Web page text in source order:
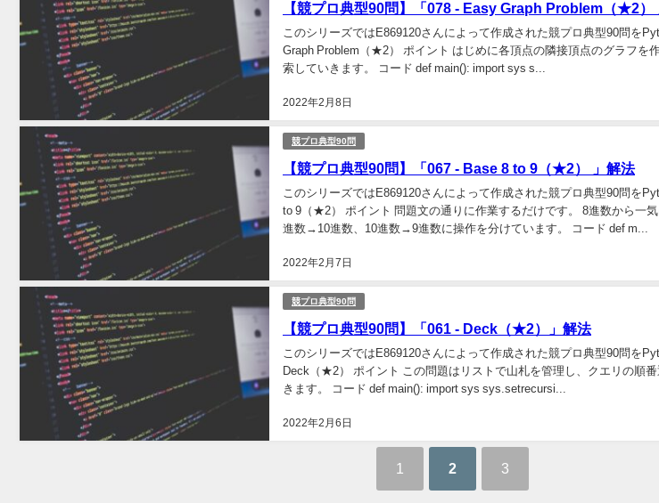
【競プロ典型90問】「078 - Easy Graph Problem（★2）
2022年2月8日
このシリーズではE869120さんによって作成された競プロ典型90問を
Graph Problem（★2） ポイント はじめに各頂点の隣接頂点のグラフを
索していきます。 コード def main(): import sys s...
競プロ典型90問
【競プロ典型90問】「067 - Base 8 to 9（★2） 」解法
2022年2月7日
このシリーズではE869120さんによって作成された競プロ典型90問を
to 9（★2） ポイント 問題文の通りに作業するだけです。 8進数から一
進数→10進数、10進数→9進数に操作を分けています。 コード def m...
競プロ典型90問
【競プロ典型90問】「061 - Deck（★2）」解法
2022年2月6日
このシリーズではE869120さんによって作成された競プロ典型90問を
Deck（★2） ポイント この問題はリストで山札を管理し、クエリの順
きます。 コード def main(): import sys sys.setrecursi...
1 2 3